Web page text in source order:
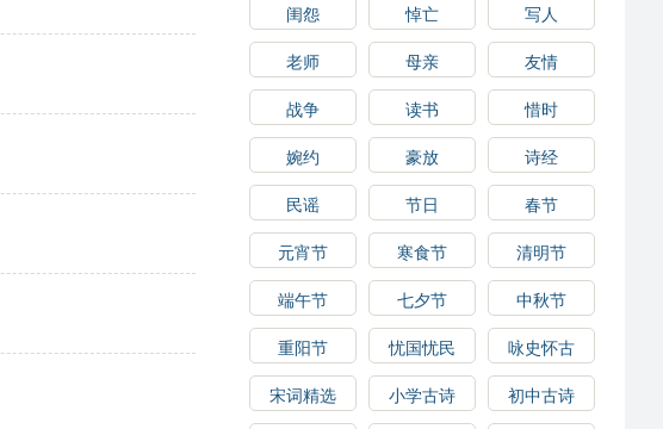
闺怨
悼亡
写人
老师
母亲
友情
战争
读书
惜时
婉约
豪放
诗经
民谣
节日
春节
元宵节
寒食节
清明节
端午节
七夕节
中秋节
重阳节
忧国忧民
咏史怀古
宋词精选
小学古诗
初中古诗